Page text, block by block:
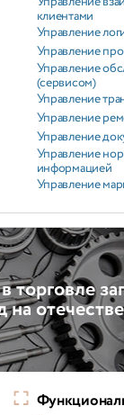
клиентами
Управление
Управление
Управление
(сервисом)
Управление
Управление
Управление
Управление
информацией
Управление
торговле
на